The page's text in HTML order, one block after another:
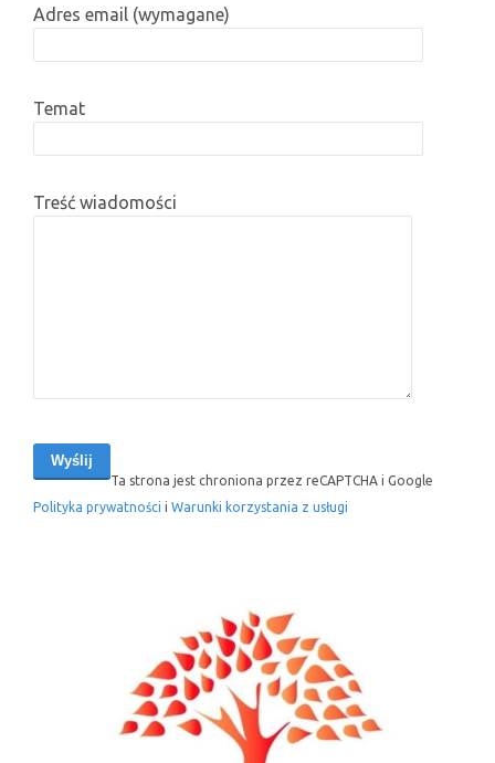
Adres email (wymagane)
Temat
Treść wiadomości
Ta strona jest chroniona przez reCAPTCHA i Google
Polityka prywatności i Warunki korzystania z usługi